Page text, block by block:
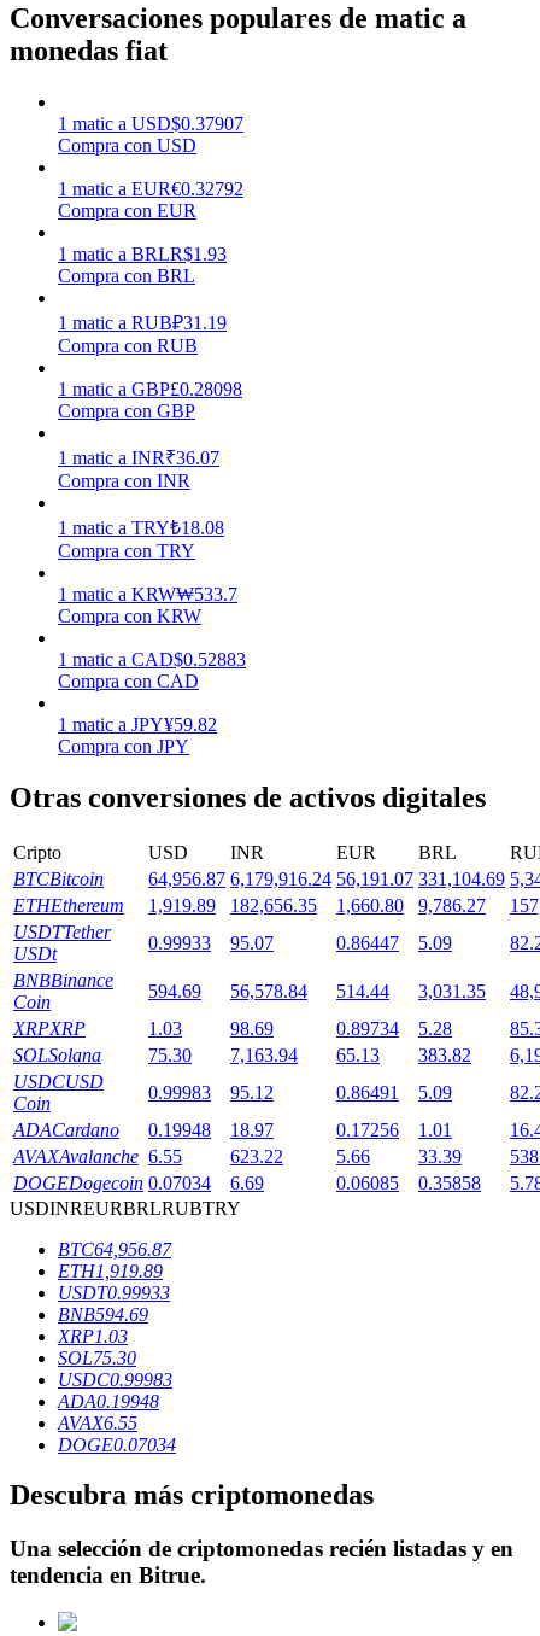
Power Piggy
Staking
Alta rentabilidad y acceso instantáneo
Launchpool
Participación flexible para ganar tokens populares
Bloqueos BTR
Préstamos
Conversaciones populares de matic a
monedas fiat
1 matic a USD$0.37907
Compra con USD
1 matic a EUR€0.32792
Compra con EUR
1 matic a BRLR$1.93
Compra con BRL
1 matic a RUB₽31.19
Compra con RUB
1 matic a GBP£0.28098
Compra con GBP
1 matic a INR₹36.07
Compra con INR
1 matic a TRY₺18.08
Compra con TRY
1 matic a KRW₩533.7
Compra con KRW
1 matic a CAD$0.52883
Compra con CAD
1 matic a JPY¥59.82
Compra con JPY
Otras conversiones de activos digitales
Cripto USD INR EUR BRL
BTCBitcoin 64,956.87 6,179,916.24 56,191.07 331,104.69
ETHEthereum 1,919.89 182,656.35 1,660.80 9,786.27
USDTTether
USDt
0.99933 95.07 0.86447 5.09
BNBBinance
Coin
594.69 56,578.84 514.44 3,031.35
XRPXRP 1.03 98.69 0.89734 5.28
SOLSolana 75.30 7,163.94 65.13 383.82
USDCUSD
Coin
0.99983 95.12 0.86491 5.09
ADACardano 0.19948 18.97 0.17256 1.01
AVAXAvalanche 6.55 623.22 5.66 33.39
DOGEDogecoin 0.07034 6.69 0.06085 0.35858
USDINREURBRLRUBTRY
BTC64,956.87
ETH1,919.89
USDT0.99933
BNB594.69
XRP1.03
SOL75.30
USDC0.99983
ADA0.19948
AVAX6.55
DOGE0.07034
Descubra más criptomonedas
Una selección de criptomonedas recién listadas y en
tendencia en Bitrue.